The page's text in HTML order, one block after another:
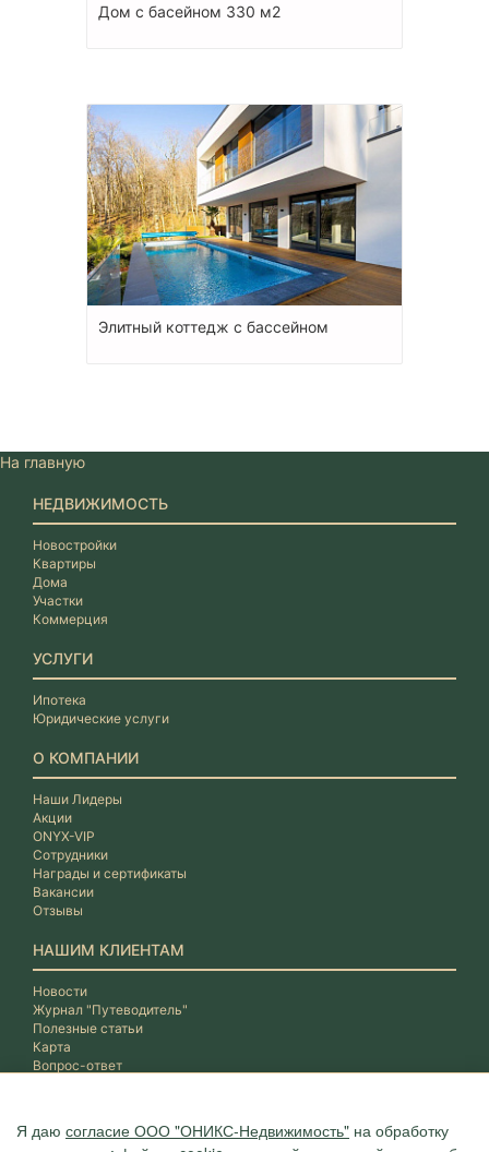
Дом с басейном 330 м2
Элитный коттедж с бассейном
Я даю согласие ООО "ОНИКС-Недвижимость" на обработку
На главную
НЕДВИЖИМОСТЬ
Новостройки
Квартиры
Дома
Участки
Коммерция
УСЛУГИ
Ипотека
Юридические услуги
О КОМПАНИИ
Наши Лидеры
Акции
ONYX-VIP
Сотрудники
Награды и сертификаты
Вакансии
Отзывы
НАШИМ КЛИЕНТАМ
Новости
Журнал "Путеводитель"
Полезные статьи
Карта
Вопрос-ответ